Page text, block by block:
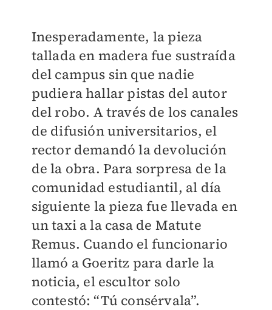
Inesperadamente, la pieza
tallada en madera fue sustraída
del campus sin que nadie
pudiera hallar pistas del autor
del robo. A través de los canales
de difusión universitarios, el
rector demandó la devolución
de la obra. Para sorpresa de la
comunidad estudiantil, al día
siguiente la pieza fue llevada en
un taxi a la casa de Matute
Remus. Cuando el funcionario
llamó a Goeritz para darle la
noticia, el escultor solo
contestó: “Tú consérvala”.